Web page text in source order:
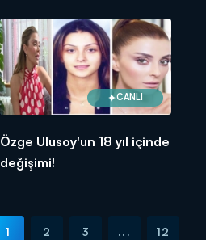
CANLI
Özge Ulusoy'un 18 yıl içinde
değişimi!
1 2 3 ... 12